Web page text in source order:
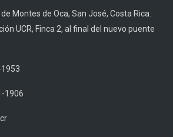
Montes de Oca, San José, Costa Rica.
UCR, Finca 2, al final del nuevo puente
1906